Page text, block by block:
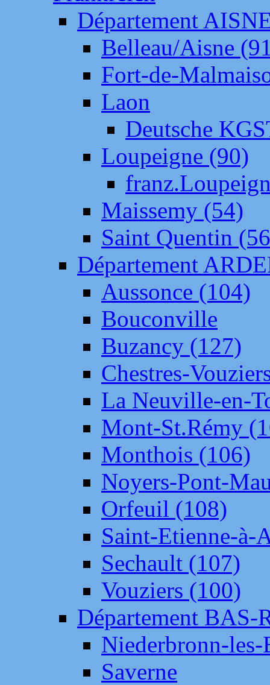
Département
Belleau/Aisne
Fort-de-
Laon
Deutsche
Loupeigne (90)
Maissemy (54)
Saint Quentin
Département
Aussonce (104)
Bouconville
Buzancy (127)
Chestres-
La Neuville-en-
Mont-St.Rémy
Monthois (106)
Noyers-Pont-
Orfeuil (108)
Saint-Etienne-à-
Sechault (107)
Vouziers (100)
Département BAS-
Niederbronn-
Saverne